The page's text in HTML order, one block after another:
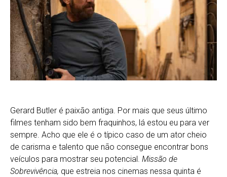
Gerard Butler é paixão antiga. Por mais que seus último
filmes tenham sido bem fraquinhos, lá estou eu para ver
sempre. Acho que ele é o típico caso de um ator cheio
de carisma e talento que não consegue encontrar bons
veículos para mostrar seu potencial. Missão de
Sobrevivência, que estreia nos cinemas nessa quinta é